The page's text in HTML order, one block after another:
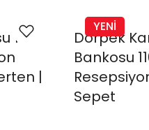
110
|
YENİ
Dorpek
Bankosu
Sepet